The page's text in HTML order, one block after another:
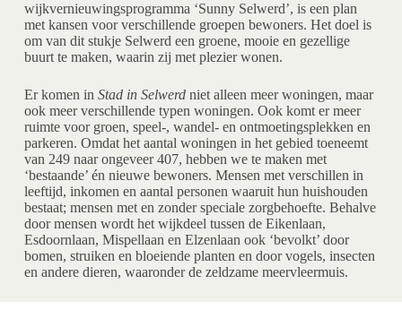
wijkvernieuwingsprogramma ‘Sunny Selwerd’, is een plan
met kansen voor verschillende groepen bewoners. Het doel is
om van dit stukje Selwerd een groene, mooie en gezellige
buurt te maken, waarin zij met plezier wonen.
Er komen in Stad in Selwerdniet alleen meer woningen, maar
ook meer verschillende typen woningen. Ook komt er meer
ruimte voor groen, speel-, wandel- en ontmoetingsplekken en
parkeren. Omdat het aantal woningen in het gebied toeneemt
van 249 naar ongeveer 407, hebben we te maken met
‘bestaande’ én nieuwe bewoners. Mensen met verschillen in
leeftijd, inkomen en aantal personen waaruit hun huishouden
bestaat; mensen met en zonder speciale zorgbehoefte. Behalve
door mensen wordt het wijkdeel tussen de Eikenlaan,
Esdoornlaan, Mispellaan en Elzenlaan ook ‘bevolkt’ door
bomen, struiken en bloeiende planten en door vogels, insecten
en andere dieren, waaronder de zeldzame meervleermuis.